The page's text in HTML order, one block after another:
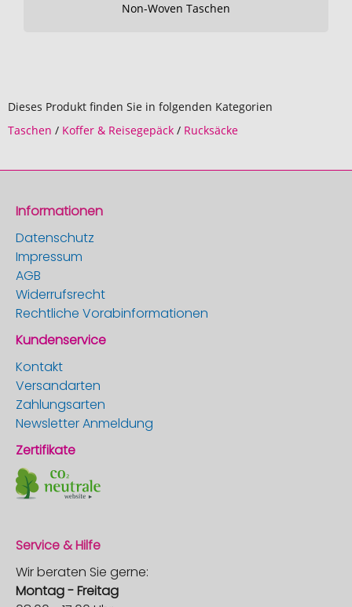
Non-Woven Taschen
Dieses Produkt finden Sie in folgenden Kategorien
Taschen / Koffer & Reisegepäck / Rucksäcke
Informationen
Datenschutz
Impressum
AGB
Widerrufsrecht
Rechtliche Vorabinformationen
Kundenservice
Kontakt
Versandarten
Zahlungsarten
Newsletter Anmeldung
Zertifikate
Service & Hilfe
Wir beraten Sie gerne:
Montag - Freitag